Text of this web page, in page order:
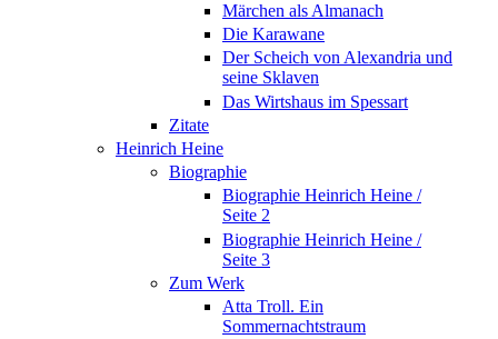
Märchen als Almanach
Die Karawane
Der Scheich von Alexandria und
seine Sklaven
Das Wirtshaus im Spessart
Zitate
Heinrich Heine
Biographie
Biographie Heinrich Heine /
Seite 2
Biographie Heinrich Heine /
Seite 3
Zum Werk
Atta Troll. Ein
Sommernachtstraum